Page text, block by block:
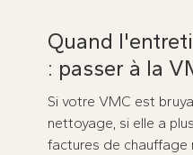
Quand
: passer à la
Si votre VMC est
nettoyage, si elle a
factures de chauffage